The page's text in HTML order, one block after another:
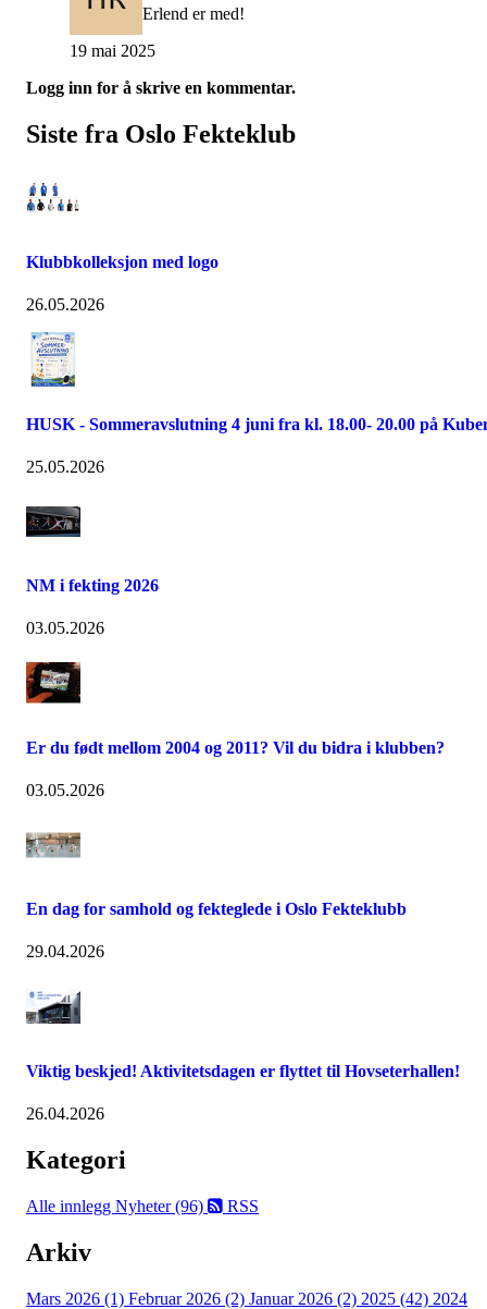
Erlend er med!
19 mai 2025
Logg inn for å skrive en kommentar.
Siste fra Oslo Fekteklub
Klubbkolleksjon med logo
26.05.2026
HUSK - Sommeravslutning 4 juni fra kl. 18.00- 20.00 på
25.05.2026
NM i fekting 2026
03.05.2026
Er du født mellom 2004 og 2011? Vil du bidra i klubben?
03.05.2026
En dag for samhold og fekteglede i Oslo Fekteklubb
29.04.2026
Viktig beskjed! Aktivitetsdagen er flyttet til Hovseterhallen!
26.04.2026
Kategori
Alle innlegg Nyheter (96) RSS
Arkiv
Mars 2026 (1) Februar 2026 (2) Januar 2026 (2) 2025 (42) 2024